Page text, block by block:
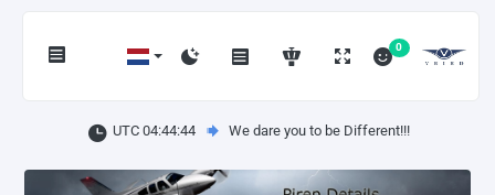
0
UTC 04:44:44 We dare you to be Different!!!